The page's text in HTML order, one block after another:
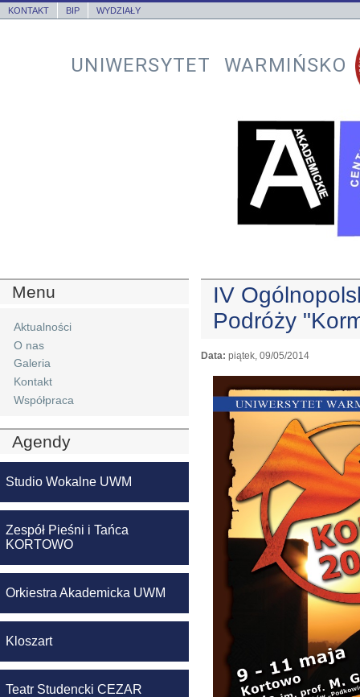
KONTAKT BIP WYDZIAŁY
UNIWERSYTET WARMIŃSKO
Menu
Aktualności
O nas
Galeria
Kontakt
Współpraca
Agendy
Studio Wokalne UWM
Zespół Pieśni i Tańca
KORTOWO
Orkiestra Akademicka UWM
Kloszart
Teatr Studencki CEZAR
IV
Podróży
Data:piątek, 09/05/2014